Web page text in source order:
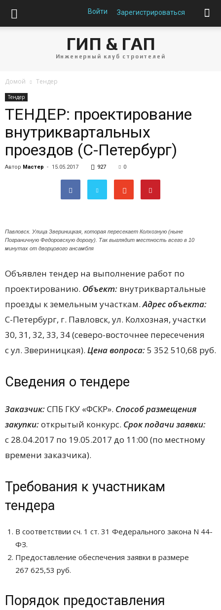
Войти Зарегистрироваться
ГИП & ГАП
Инженерный клуб строителей
Домой Тендер
Тендер
ТЕНДЕР: проектирование
внутриквартальных
проездов (С-Петербург)
Автор Мастер - 15.05.2017 927 0
Павловск. Улица Звериницкая, которая пересекает Колхозную (ныне
Пограничную Федоровскую дорогу). Так выглядит местность всего в 10
минутах от дворцового ансамбля
Объявлен тендер на выполнение работ по
проектированию. Объект: внутриквартальные
проезды к земельным участкам.Адрес объекта:
С-Петербург, г. Павловск, ул. Колхозная, участки
30, 31, 32, 33, 34 (северо-восточнее пересечения
с ул. Звериницкая). Цена вопроса: 5 352 510,68 руб.
Сведения о тендере
Заказчик: СПБ ГКУ «ФСКР». Способ размещения
закупки: открытый конкурс. Срок подачи заявки:
с 28.04.2017 по 19.05.2017 до 11:00 (по местному
времени заказчика).
Требования к участникам
тендера
В соответствии сч. 1 ст. 31 Федерального закона N 44-
ФЗ.
Предоставление обеспечения заявки в размере
267 625,53 руб.
Порядок предоставления